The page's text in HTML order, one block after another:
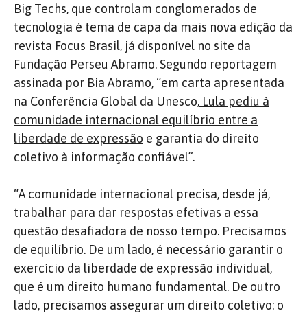
Big Techs, que controlam conglomerados de
tecnologia é tema de capa da mais nova edição da
revista Focus Brasil, já disponível no site da
Fundação Perseu Abramo. Segundo reportagem
assinada por Bia Abramo, “em carta apresentada
na Conferência Global da Unesco, Lula pediu à
comunidade internacional equilíbrio entre a
liberdade de expressão e garantia do direito
coletivo à informação confiável”.
“A comunidade internacional precisa, desde já,
trabalhar para dar respostas efetivas a essa
questão desafiadora de nosso tempo. Precisamos
de equilíbrio. De um lado, é necessário garantir o
exercício da liberdade de expressão individual,
que é um direito humano fundamental. De outro
lado, precisamos assegurar um direito coletivo: o